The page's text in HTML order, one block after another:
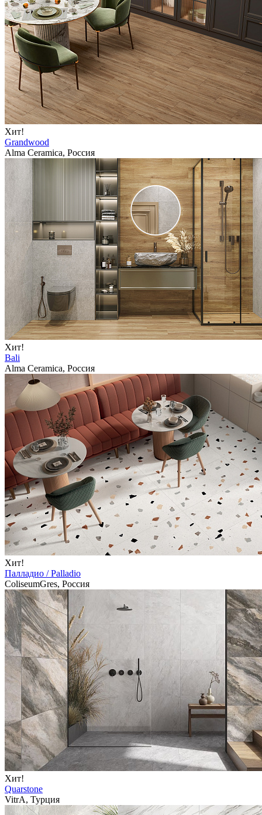
Хит!
Grandwood
Alma Ceramica, Россия
Хит!
Bali
Alma Ceramica, Россия
Хит!
Палладио / Palladio
ColiseumGres, Россия
Хит!
Quarstone
VitrA, Турция